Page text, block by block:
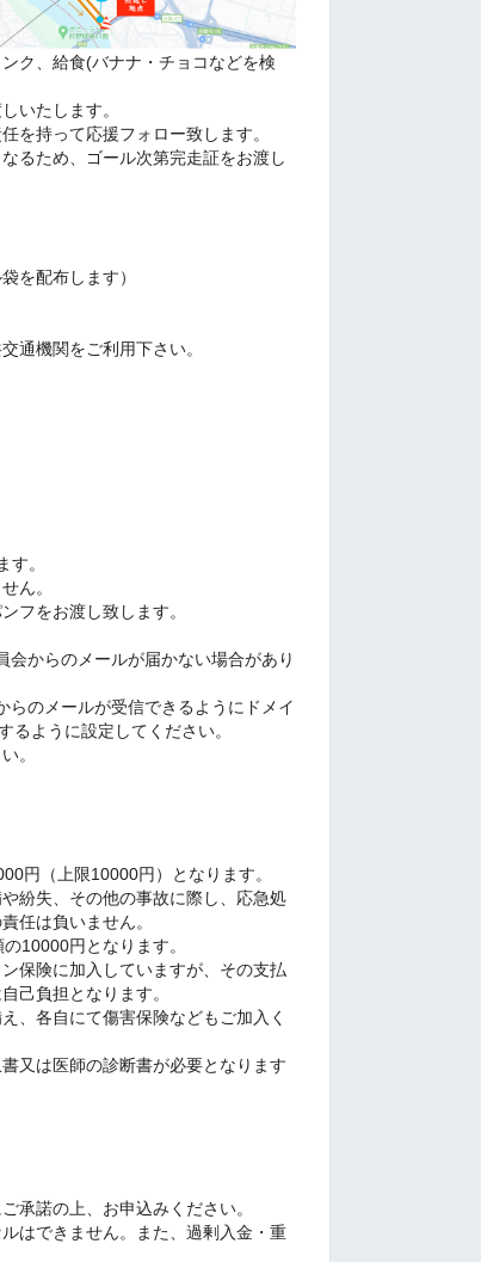
ク、 給食(バナナ・チョコなどを検
いたします。
を持って応援フォロー致します。
るため、
ゴール次第完走証をお渡し
を配布します）
通機関をご利用下さい。
。
ん。
フをお渡し致します。
からのメールが届かない場合があり
らのメールが受信できるようにドメイ
ように設定してください。
。
円（上限10000円）となります。
紛失、その他の事故に際し、応急処
任は負いません。
10000円となります。
保険に加入していますが、その支払
己負担となります。
、各自にて傷害保険などもご加入く
又は医師の診断書が必要となります
承諾の上、お申込みください。
はできません。また、過剰入金・重